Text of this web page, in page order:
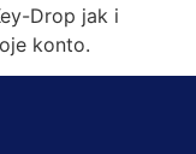
Drop jak i
konto.